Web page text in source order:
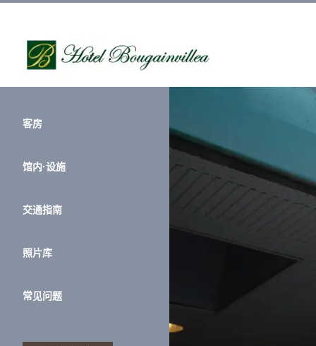
客房
馆内·设施
交通指南
照片库
常见问题